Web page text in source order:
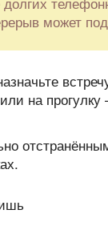
может
на прогулку